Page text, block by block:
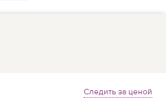
Следить за ценой